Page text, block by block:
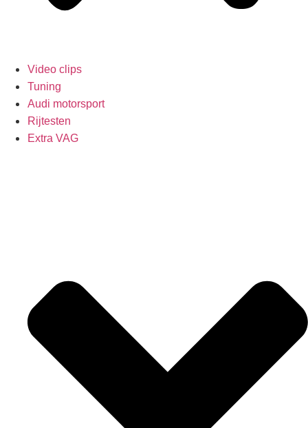
Video clips
Tuning
Audi motorsport
Rijtesten
Extra VAG